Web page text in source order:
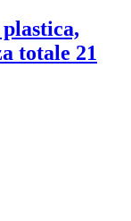
totale 21